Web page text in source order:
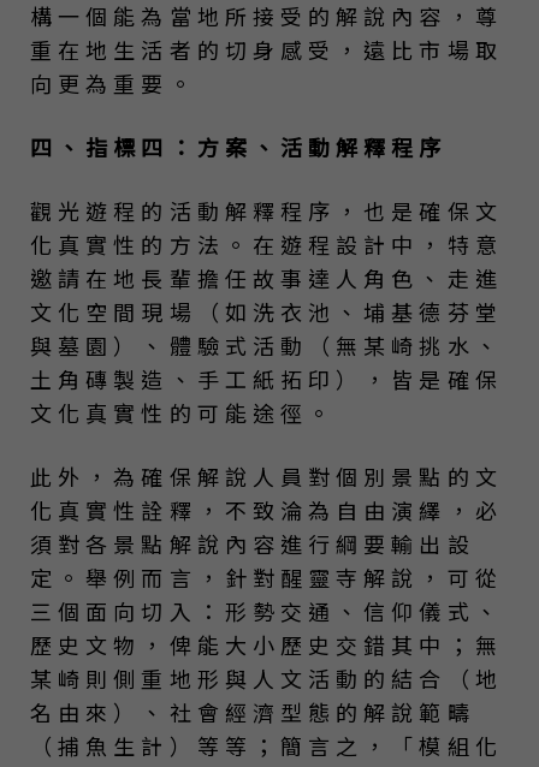
構一個能為當地所接受的解說內容，尊
重在地生活者的切身感受，遠比市場取
向更為重要。
四、指標四：方案、活動解釋程序
觀光遊程的活動解釋程序，也是確保文
化真實性的方法。在遊程設計中，特意
邀請在地長輩擔任故事達人角色、走進
文化空間現場（如洗衣池、埔基德芬堂
與墓園）、體驗式活動（無某崎挑水、
土角磚製造、手工紙拓印），皆是確保
文化真實性的可能途徑。
此外，為確保解說人員對個別景點的文
化真實性詮釋，不致淪為自由演繹，必
須對各景點解說內容進行綱要輸出設
定。舉例而言，針對醒靈寺解說，可從
三個面向切入：形勢交通、信仰儀式、
歷史文物，俾能大小歷史交錯其中；無
某崎則側重地形與人文活動的結合（地
名由來）、社會經濟型態的解說範疇
（捕魚生計）等等；簡言之，「模組化